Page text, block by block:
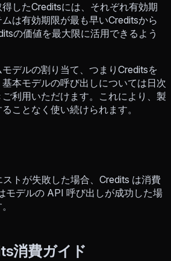
したCreditsには、それぞれ有効期
は有効期限が最も早いCreditsから
の価値を最大限に活用できるよう
デルの割り当て、つまりCreditsを
本モデルの呼び出しについては日次
利用いただけます。これにより、製
ことなく使い続けられます。
トが失敗した場合、Credits は消費
モデルの API 呼び出しが成功した場
消費ガイド